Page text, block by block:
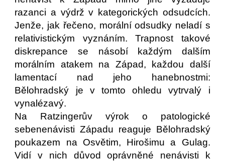
razanci a výdrž v kategorických odsudcích.
Jenže, jak řečeno, morální odsudky neladí s
relativistickým vyznáním. Trapnost takové
diskrepance se násobí každým dalším
morálním atakem na Západ, každou další
lamentací nad jeho hanebnostmi:
Bělohradský je v tomto ohledu vytrvalý i
vynalézavý.
Na Ratzingerův výrok o patologické
sebenenávisti Západu reaguje Bělohradský
poukazem na Osvětim, Hirošimu a Gulag.
Vidí v nich důvod oprávněné nenávisti k